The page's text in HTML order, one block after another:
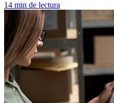
14 min de lectura